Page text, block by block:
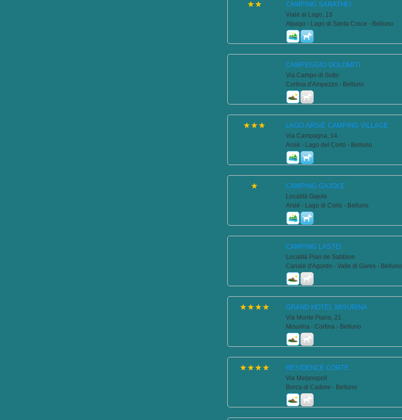
CAMPING SARATHEI
Viale al Lago, 13
Alpago - Lago di Santa Croce - Belluno
CAMPEGGIO DOLOMITI
Via Campo di Sotto
Cortina d'Ampezzo - Belluno
LAGO ARSIÈ CAMPING VILLAGE
Via Campagna, 14
Arsié - Lago del Corlo - Belluno
CAMPING GAJOLE
Località Gajole
Arsié - Lago di Corlo - Belluno
CAMPING LASTEI
Località Pian de Sabbion
Canale d'Agordo - Valle di Gares - Belluno
GRAND HOTEL MISURINA
Via Monte Piana, 21
Misurina - Cortina - Belluno
RESIDENCE CORTE
Via Metanopoli
Borca di Cadore - Belluno